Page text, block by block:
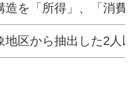
造を「所得」、「消費
地区から抽出した2人